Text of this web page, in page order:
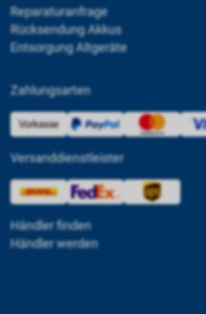
Reparaturanfrage
Rücksendung Akkus
Entsorgung Altgeräte
Zahlungsarten
Versanddienstleister
Händler finden
Händler werden